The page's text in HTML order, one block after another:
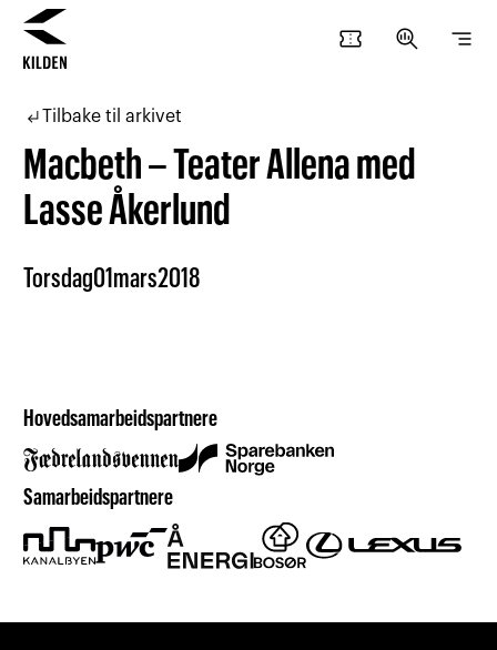
confirmation_number search_insights segment
subdirectory_arrow_leftTilbake til arkivet
Macbeth – Teater Allena med
Lasse Åkerlund
Torsdag01 mars2018
Hovedsamarbeidspartnere
Samarbeidspartnere